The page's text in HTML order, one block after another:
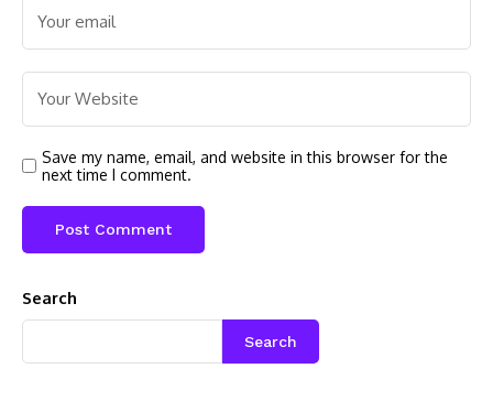
Save my name, email, and website in this browser for the
next time I comment.
Search
Search